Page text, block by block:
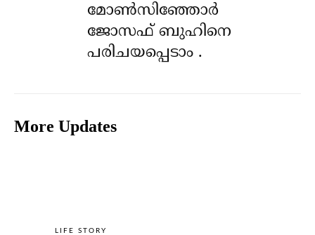
മോൺസിഞ്ഞോർ
ജോസഫ് ബുഹിനെ
പരിചയപ്പെടാം .
More Updates
LIFE STORY